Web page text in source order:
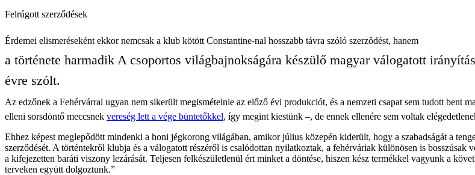
Felrúgott szerződések
Érdemei elismeréseként ekkor nemcsak a klub kötött Constantine-nal hosszabb távra szóló szerződést, hanem
a története harmadik A csoportos világbajnokságára készülő magyar válogatott
évre szólt.
Az edzőnek a Fehérvárral ugyan nem sikerült megismételnie az előző évi produkciót, és a nemzeti csapat sem tudott bent
elleni sorsdöntő meccsnek vereség lett a vége büntetőkkel, így megint kiestünk –, de ennek ellenére sem voltak
Ehhez képest meglepődött mindenki a honi jégkorong világában, amikor július közepén kiderült, hogy a szabadságát a
szerződését. A történtekről klubja és a válogatott részéről is csalódottan nyilatkoztak, a fehérváriak különösen is bosszúsak
a kifejezetten baráti viszony lezárását. Teljesen felkészületlenül ért minket a döntése, hiszen kész termékkel vagyunk a
terveken együtt dolgoztunk.”